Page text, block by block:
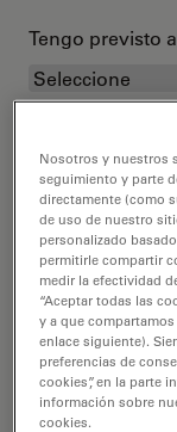
Tengo previsto
Este es mi
Título
Nombre
Nosotros y nuestros
seguimiento y parte
directamente (como
de uso de nuestro
personalizado
permitirle compartir
medir la efectividad
“Aceptar todas las
y a que
enlace siguiente).
preferencias de
cookies”, en la parte
información sobre
cookies.